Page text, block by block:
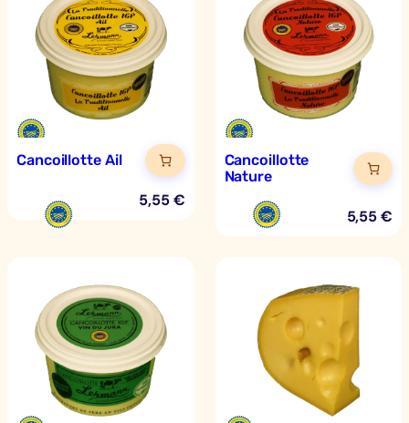
Cancoillotte Ail
5,55€
Cancoillotte
Nature
5,55€